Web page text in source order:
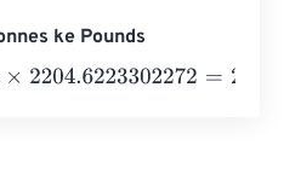
ke Pounds
=